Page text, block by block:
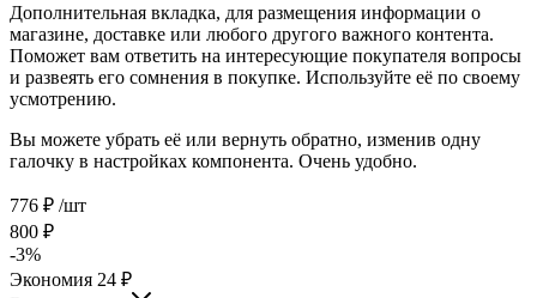
Дополнительная вкладка, для размещения информации о
магазине, доставке или любого другого важного контента.
Поможет вам ответить на интересующие покупателя вопросы
и развеять его сомнения в покупке. Используйте её по своему
усмотрению.
Вы можете убрать её или вернуть обратно, изменив одну
галочку в настройках компонента. Очень удобно.
776 ₽ /шт
800 ₽
-3%
Экономия 24 ₽